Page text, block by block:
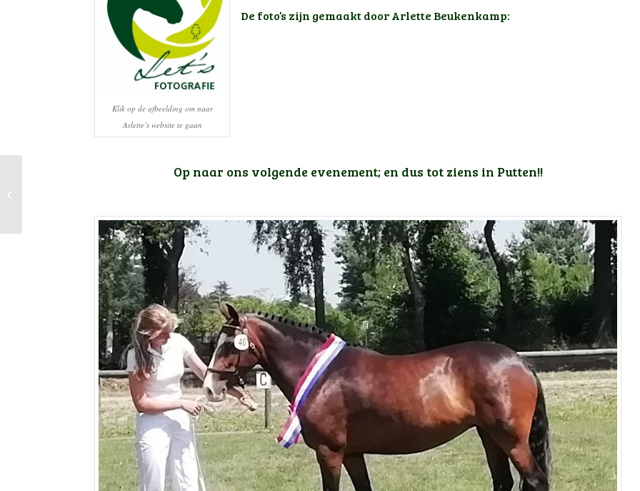
Klik op de afbeelding om naar
Arlette’s website te gaan
De foto’s zijn gemaakt door Arlette Beukenkamp:
Op naar ons volgende evenement; en dus tot ziens in Putten!!